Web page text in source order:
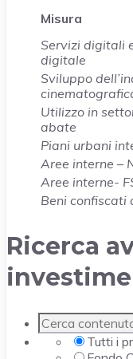
Misura
Servizi digitali
digitale
Sviluppo
Utilizzo in
abate
Piani urbani
Aree interne –
Aree interne-
Beni confiscati
Ricerca
Tutti i